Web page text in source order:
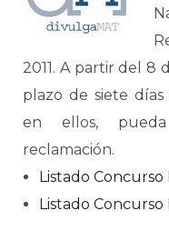
2011. A partir del 8
plazo de siete
en ellos,
reclamación.
Listado Concurso
Listado Concurso